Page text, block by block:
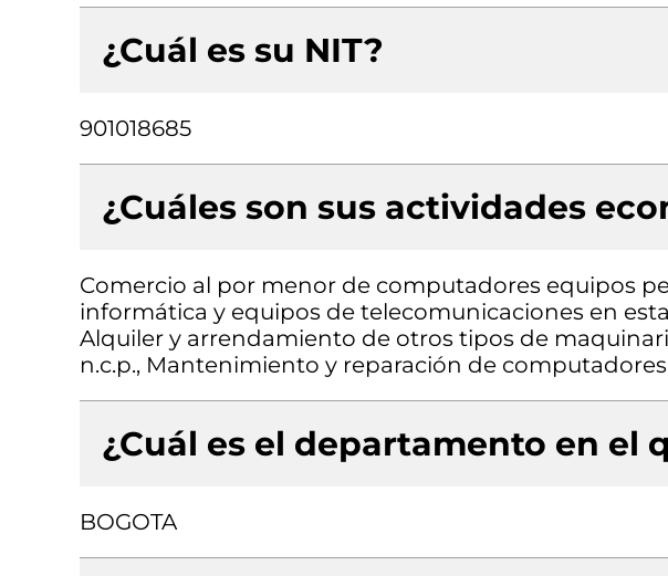
¿Cuál es su NIT?
901018685
¿Cuáles son sus actividades
Comercio al por menor de computadores equipos
informática y equipos de telecomunicaciones en
Alquiler y arrendamiento de otros tipos de
n.c.p., Mantenimiento y reparación de
¿Cuál es el departamento en el
BOGOTA